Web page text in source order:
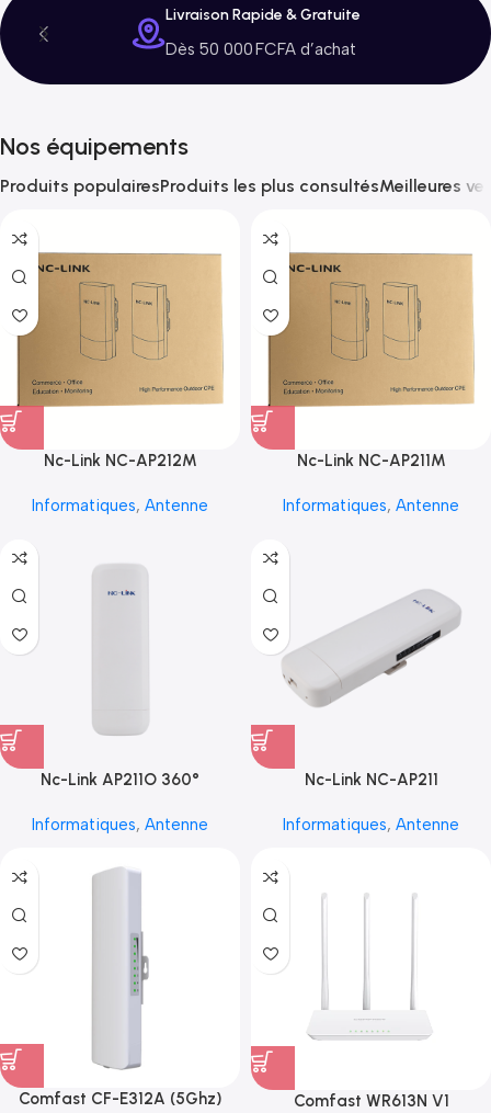
Livraison Rapide & Gratuite
Dès 50 000 FCFA d’achat
Nos équipements
Produits populairesProduits les plus consultésMeilleures
Nc-Link NC-AP212M
Informatiques, Antenne
Nc-Link NC-AP211M
Informatiques, Antenne
Nc-Link AP211O 360°
Informatiques, Antenne
Nc-Link NC-AP211
Informatiques, Antenne
Comfast CF-E312A (5Ghz) Comfast WR613N V1